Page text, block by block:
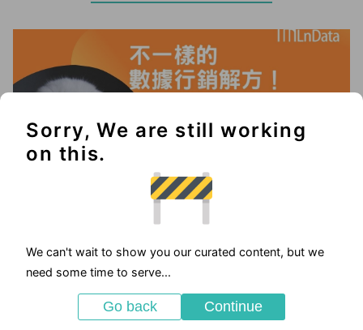
2025-05-23
Sorry, We are still working
on this.
We can't wait to show you our curated content, but we
need some time to serve...
Go back Continue